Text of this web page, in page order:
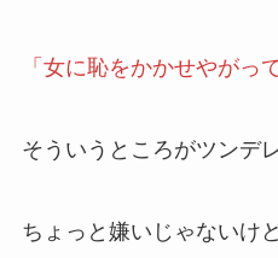
「女に恥をかかせやがっ
そういうところがツンデ
ちょっと嫌いじゃないけ